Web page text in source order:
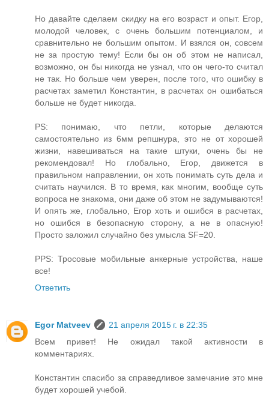
Но давайте сделаем скидку на его возраст и опыт. Егор,
молодой человек, с очень большим потенциалом, и
сравнительно не большим опытом. И взялся он, совсем
не за простую тему! Если бы он об этом не написал,
возможно, он бы никогда не узнал, что он чего-то считал
не так. Но больше чем уверен, после того, что ошибку в
расчетах заметил Константин, в расчетах он ошибаться
больше не будет никогда.
PS: понимаю, что петли, которые делаются
самостоятельно из 6мм репшнура, это не от хорошей
жизни, навешиваться на такие штуки, очень бы не
рекомендовал! Но глобально, Егор, движется в
правильном направлении, он хоть понимать суть дела и
считать научился. В то время, как многим, вообще суть
вопроса не знакома, они даже об этом не задумываются!
И опять же, глобально, Егор хоть и ошибся в расчетах,
но ошибся в безопасную сторону, а не в опасную!
Просто заложил случайно без умысла SF=20.
PPS: Тросовые мобильные анкерные устройства, наше
все!
Ответить
Egor Matveev
21 апреля 2015 г. в 22:35
Всем привет! Не ожидал такой активности в
комментариях.
Константин спасибо за справедливое замечание это мне
будет хорошей учебой.